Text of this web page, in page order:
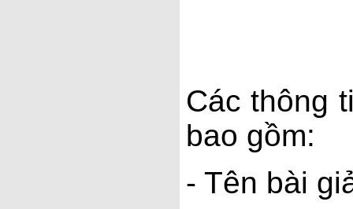
Các thông
bao gồm:
- Tên bài